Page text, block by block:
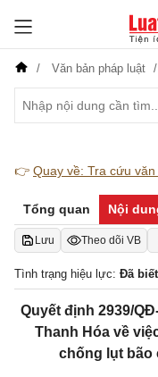
Văn bản pháp luật
👉 Quay về: Tra cứu
Tổng quan Nội
Lưu Theo dõi VB
Tình trạng hiệu lực: Đã biết
Quyết định 2939/
Thanh Hóa về
chống lụt bão